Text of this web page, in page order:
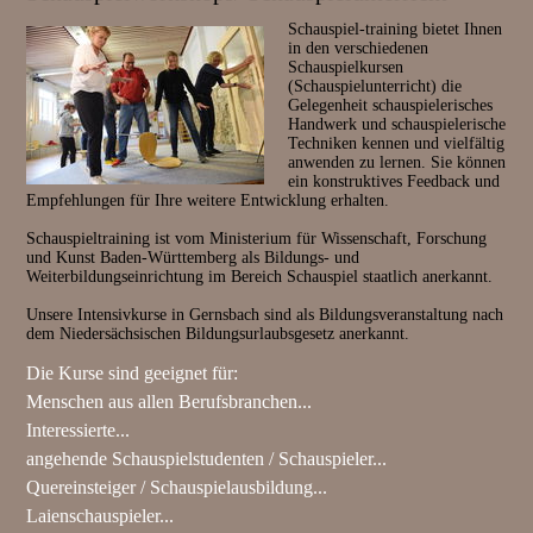
Schauspiel-training bietet Ihnen
in den verschiedenen
Schauspielkursen
(Schauspielunterricht) die
Gelegenheit schauspielerisches
Handwerk und schauspielerische
Techniken kennen und vielfältig
anwenden zu lernen. Sie können
ein konstruktives Feedback und
Empfehlungen für Ihre weitere Entwicklung erhalten.
Schauspieltraining ist vom Ministerium für Wissenschaft, Forschung
und Kunst Baden-Württemberg als Bildungs- und
Weiterbildungseinrichtung im Bereich Schauspiel staatlich anerkannt.
Unsere Intensivkurse in Gernsbach sind als Bildungsveranstaltung nach
dem Niedersächsischen Bildungsurlaubsgesetz anerkannt.
Die Kurse sind geeignet für:
Menschen aus allen Berufsbranchen...
als Persönlichkeitstraining, zur Steigerung von Authentizität und
Überzeugungskraft.
Z.B. zum Training für Vorträge und andere öffentliche Auftritte
Interessierte...
die sich einfach nur mal ausprobieren möchten und Freude an der
Begegnung mit anderen haben und die ausgesprochen gute Stimmung
und sehr positive Gruppendynamik in unseren Kursen genießen
möchten.
angehende Schauspielstudenten / Schauspieler...
als Schauspielunterricht/ Fortbildung zur Vorbereitung auf eine
Aufnahmeprüfung an einer Schauspielschule, ein Casting oder ein
Vorsprechen (u.a. Monologarbeit / Vorsprechrollen).
Quereinsteiger / Schauspielausbildung...
zur Orientierung und Schauspielausbildung für diejenigen, die das
Laienschauspieler...